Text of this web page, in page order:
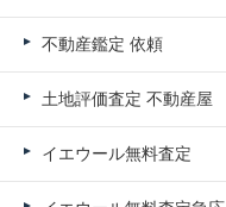
不動産鑑定 依頼
土地評価査定 不動産屋
イエウール無料査定